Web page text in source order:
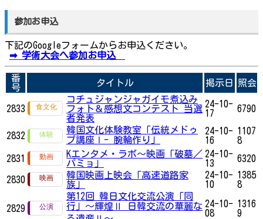
参加お申込
下記のGoogleフォームからお申込ください。
➡ 学術大会へ参加お申込
番
号
タイトル 掲示日 照会
2833
コチュジャンジャガイモ煮込み
フォト＆感想文コンテスト 当選
者発表
24-10-
17
6790
2832
韓国文化体験教室「伝統メドゥ
プ講座Ⅰ- 腕輪作り」
24-10-
16
1107
8
2831
Kエンタメ・ラボ～映画「破墓／
パミョ」
24-10-
13
6320
2830
韓国映画上映会「高速道路家
族」
24-10-
10
1385
8
2829
第12回 韓日文化交流公演「同
行」～輝煌Ⅱ 日韓交流の華麗な 24-10-
08
1316
9